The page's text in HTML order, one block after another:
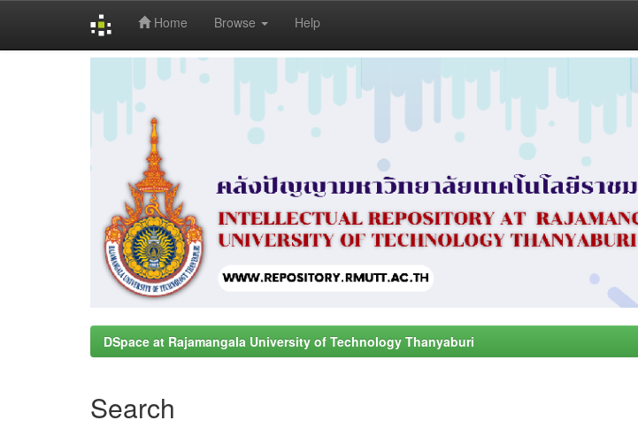
Home Browse Help
DSpace at Rajamangala University of Technology Thanyaburi
Search